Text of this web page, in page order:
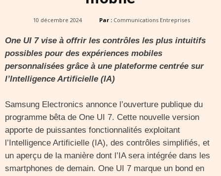
10 décembre 2024 Par : Communications Entreprises
One UI 7 vise à offrir les contrôles les plus intuitifs
possibles pour des expériences mobiles
personnalisées grâce à une plateforme centrée sur
l’Intelligence Artificielle (IA)
Samsung Electronics annonce l’ouverture publique du
programme bêta de One UI 7. Cette nouvelle version
apporte de puissantes fonctionnalités exploitant
l’Intelligence Artificielle (IA), des contrôles simplifiés, et
un aperçu de la manière dont l’IA sera intégrée dans les
smartphones de demain. One UI 7 marque un bond en